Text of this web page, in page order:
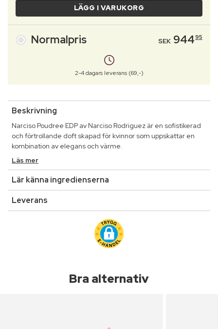
LÄGG I VARUKORG
Normalpris SEK 94495
2-4 dagars leverans (69,-)
Beskrivning
Narciso Poudree EDP av Narciso Rodriguez är en sofistikerad
och förtrollande doft skapad för kvinnor som uppskattar en
kombination av elegans och värme.
Läs mer
Lär känna ingredienserna
Leverans
Bra alternativ